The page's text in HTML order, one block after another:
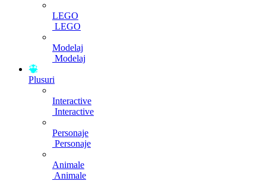
LEGO
LEGO
Modelaj
Modelaj
Plusuri
Interactive
Interactive
Personaje
Personaje
Animale
Animale